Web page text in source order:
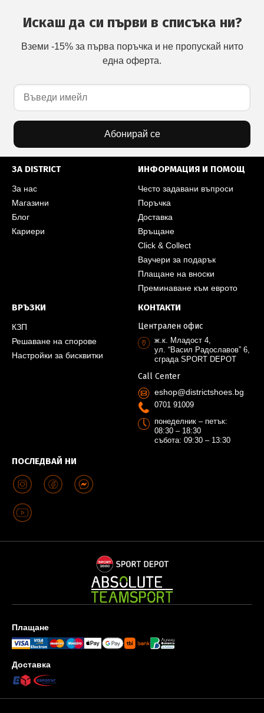
Искаш да си първи в списъка ни?
Вземи -15% за първа поръчка и не пропускай нито
една оферта.
Абонирай се
ЗА DISTRICT
За нас
Магазини
Блог
Кариери
ИНФОРМАЦИЯ И ПОМОЩ
Често задавани въпроси
Поръчка
Доставка
Връщане
Click & Collect
Ваучери за подарък
Плащане на вноски
Преминаване към еврото
ВРЪЗКИ
КЗП
Решаване на спорове
Настройки за бисквитки
ПОСЛЕДВАЙ НИ
КОНТАКТИ
Централен офис
ж.к. Младост 4,
ул. “Васил Радославов” 6,
сграда SPORT DEPOT
Call Center
eshop@districtshoes.bg
0701 91009
понеделник – петък:
08:30 – 18:30
събота: 09:30 – 13:30
Плащане
Доставка